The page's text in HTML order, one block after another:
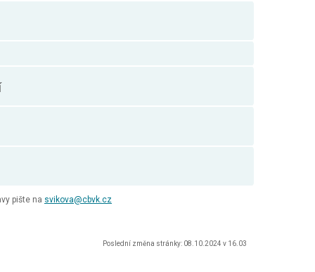
pište na svikova@cbvk.cz
Poslední změna stránky: 08.10.2024 v 16.03